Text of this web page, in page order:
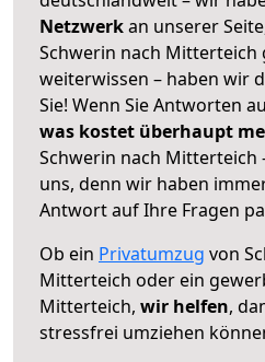
Netzwerkan unserer
Schwerin nach Mitterteich
weiterwissen – haben wir
Sie! Wenn Sie Antworten
was kostet überhaupt
Schwerin nach Mitterteich
uns, denn wir haben
Antwort auf Ihre Fragen
Ob ein Privatumzug von
Mitterteich oder ein
Mitterteich, wir helfen,
stressfrei umziehen